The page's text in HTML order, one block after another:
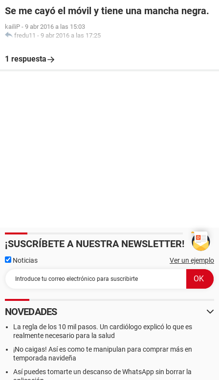
Se me cayó el móvil y tiene una mancha negra.
kailiP - 9 abr 2016 a las 15:03
fredu11 - 9 abr 2016 a las 17:25
1 respuesta
¡SUSCRÍBETE A NUESTRA NEWSLETTER!
Noticias Ver un ejemplo
NOVEDADES
La regla de los 10 mil pasos. Un cardiólogo explicó lo que es
realmente necesario para la salud
¡No caigas! Así es como te manipulan para comprar más en
temporada navideña
Así puedes tomarte un descanso de WhatsApp sin borrar la